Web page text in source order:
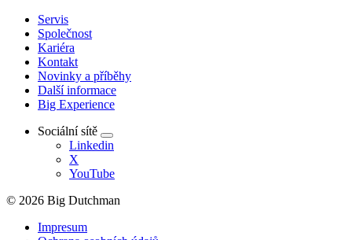
Servis
Společnost
Kariéra
Kontakt
Novinky a příběhy
Další informace
Big Experience
Sociální sítě
Linkedin
X
YouTube
© 2026 Big Dutchman
Impresum